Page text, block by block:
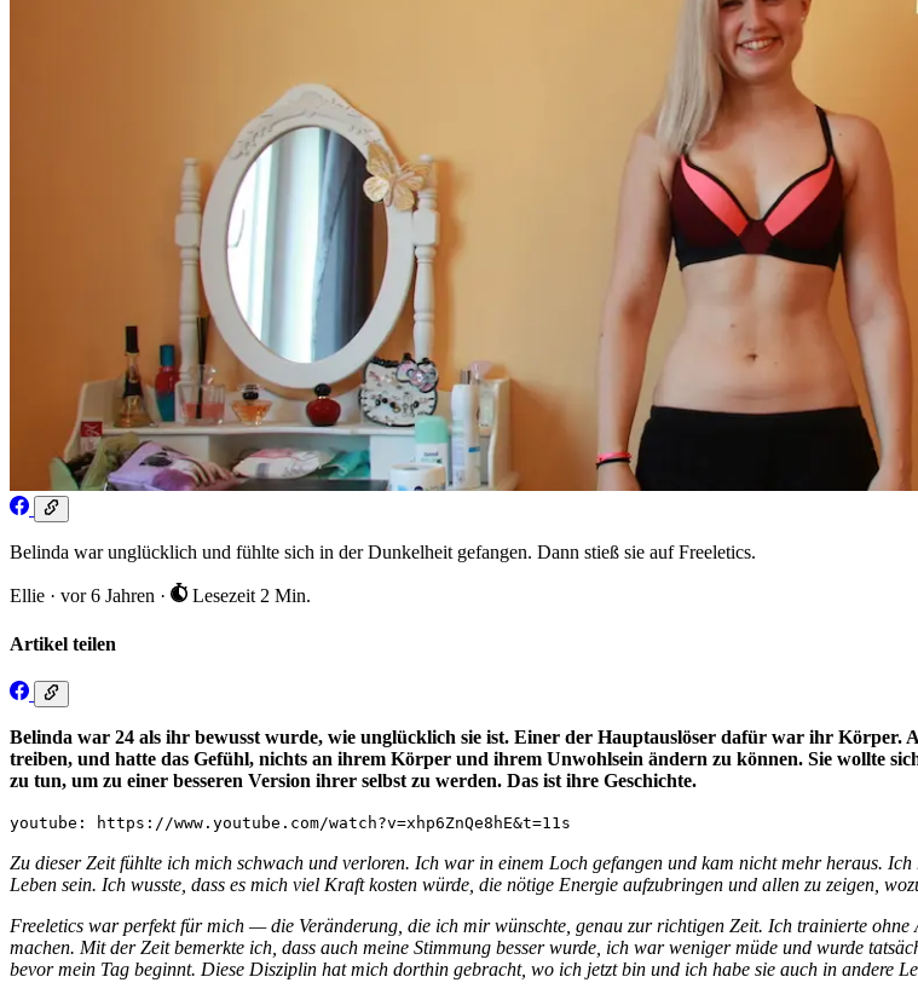
Belinda war unglücklich und fühlte sich in der Dunkelheit gefangen. Dann stieß sie auf Freeletics.
Ellie · vor 6 Jahren · Lesezeit 2 Min.
Artikel teilen
Belinda war 24 als ihr bewusst wurde, wie unglücklich sie ist. Einer der Hauptauslöser dafür war ihr Körper.
treiben, und hatte das Gefühl, nichts an ihrem Körper und ihrem Unwohlsein ändern zu können. Sie wollte
zu tun, um zu einer besseren Version ihrer selbst zu werden. Das ist ihre Geschichte.
youtube: https://www.youtube.com/watch?v=xhp6ZnQe8hE&t=11s
Zu dieser Zeit fühlte ich mich schwach und verloren. Ich war in einem Loch gefangen und kam nicht mehr heraus.
Leben sein. Ich wusste, dass es mich viel Kraft kosten würde, die nötige Energie aufzubringen und allen zu zeigen,
Freeletics war perfekt für mich — die Veränderung, die ich mir wünschte, genau zur richtigen Zeit. Ich trainierte
machen. Mit der Zeit bemerkte ich, dass auch meine Stimmung besser wurde, ich war weniger müde und wurde
bevor mein Tag beginnt. Diese Disziplin hat mich dorthin gebracht, wo ich jetzt bin und ich habe sie auch in andere